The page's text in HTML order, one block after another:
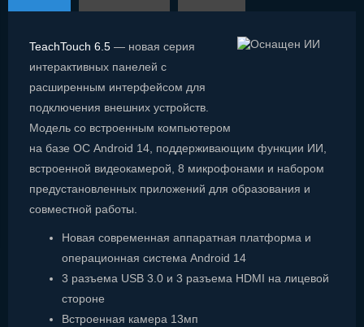
TeachTouch 6.5 — новая серия
интерактивных панелей с
расширенным интерфейсом для
подключения внешних устройств.
Модель со встроенным компьютером
на базе ОС Android 14, поддерживающим функции ИИ,
встроенной видеокамерой, 8 микрофонами и набором
предустановленных приложений для образования и
совместной работы.
Новая современная аппаратная платформа и
операционная система Android 14
3 разъема USB 3.0 и 3 разъема HDMI на лицевой
стороне
Встроенная камера 13мп